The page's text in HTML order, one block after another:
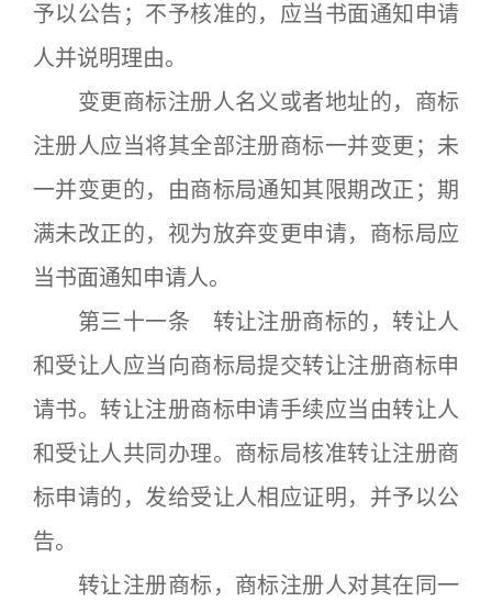
予以公告；不予核准的，应当书面通知申请
人并说明理由。
变更商标注册人名义或者地址的，商标
注册人应当将其全部注册商标一并变更；未
一并变更的，由商标局通知其限期改正；期
满未改正的，视为放弃变更申请，商标局应
当书面通知申请人。
第三十一条 转让注册商标的，转让人
和受让人应当向商标局提交转让注册商标申
请书。转让注册商标申请手续应当由转让人
和受让人共同办理。商标局核准转让注册商
标申请的，发给受让人相应证明，并予以公
告。
转让注册商标，商标注册人对其在同一